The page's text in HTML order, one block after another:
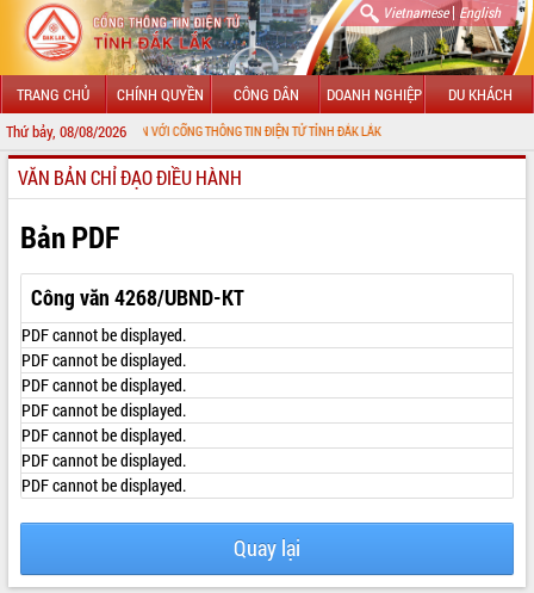
Vietnamese| English
TRANG CHỦ CHÍNH QUYỀN CÔNG DÂN DOANH NGHIỆP DU KHÁCH
Thứ bảy, 08/08/2026
MỪNG ĐẾN VỚI CỔNG THÔNG TIN ĐIỆN TỬ TỈNH ĐẮK LẮK
GIỚI THIỆU
LÃNH ĐẠO UBND TỈNH
TIN TỨC SỰ KIỆN
SỞ, BAN, NGÀNH
UBND CÁC XÃ, PHƯỜNG
THÔNG TIN CHỈ ĐẠO ĐIỀU HÀNH
HỆ THỐNG VĂN BẢN
VĂN BẢN CHỈ ĐẠO ĐIỀU HÀNH
Bản PDF
Công văn 4268/UBND-KT
PDF cannot be displayed.
PDF cannot be displayed.
PDF cannot be displayed.
PDF cannot be displayed.
PDF cannot be displayed.
PDF cannot be displayed.
PDF cannot be displayed.
Quay lại